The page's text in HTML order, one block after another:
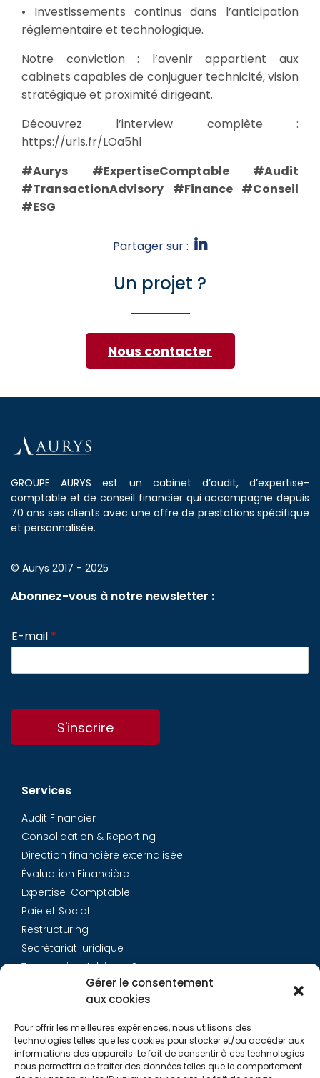
Gérer le consentement
aux cookies
Pour offrir les meilleures expériences, nous utilisons des
technologies telles que les cookies pour stocker et/ou accéder aux
informations des appareils. Le fait de consentir à ces technologies
nous permettra de traiter des données telles que le comportement
• Investissements continus dans l’anticipation
réglementaire et technologique.
Notre conviction : l’avenir appartient aux
cabinets capables de conjuguer technicité, vision
stratégique et proximité dirigeant.
Découvrez l’interview complète :
https://urls.fr/LOa5hl
#Aurys
#ExpertiseComptable
#Audit
#TransactionAdvisory
#Finance #Conseil
#ESG
Partager sur :
Un projet ?
Nous contacter
GROUPE AURYS est un cabinet d’audit, d’expertise-
comptable et de conseil financier qui accompagne depuis
70 ans ses clients avec une offre de prestations spécifique
et personnalisée.
© Aurys 2017 - 2025
Abonnez-vous à notre newsletter :
E-mail *
S'inscrire
Services
Audit Financier
Consolidation & Reporting
Direction financière externalisée
Évaluation Financière
Expertise-Comptable
Paie et Social
Restructuring
Secrétariat juridique
Transaction Advisory Services
Équipe
Carrières
Contact